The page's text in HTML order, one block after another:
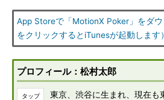
App Storeで「MotionX Poker」をダ
をクリックするとiTunesが起動します）
プロフィール：松村太郎
東京、渋谷に生まれ、現在も